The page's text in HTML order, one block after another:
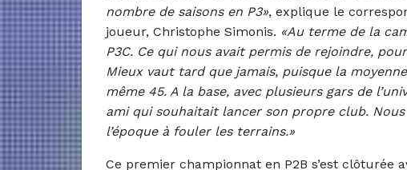
nombre de saisons en P3», explique le
joueur, Christophe Simonis. «Au terme de la
P3C. Ce qui nous avait permis de rejoindre,
Mieux vaut tard que jamais, puisque la
même 45. A la base, avec plusieurs gars de
ami qui souhaitait lancer son propre club.
l’époque à fouler les terrains.»
Ce premier championnat en P2B s’est clôturée